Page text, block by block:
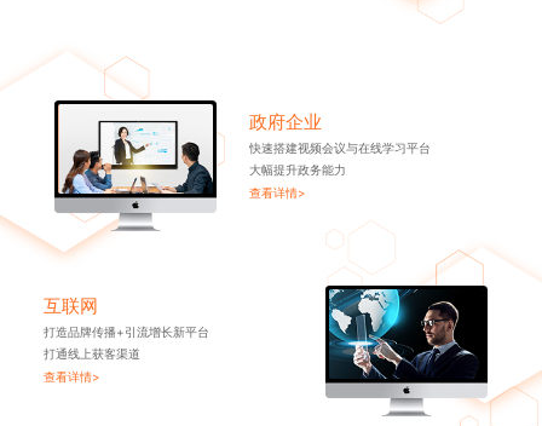
政府企业
快速搭建视频会议与在线学习平台
大幅提升政务能力
查看详情>
互联网
打造品牌传播+引流增长新平台
打通线上获客渠道
查看详情>